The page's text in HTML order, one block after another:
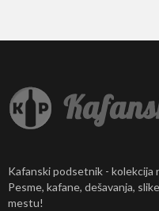
Kafanski podsetnik - kolekcija
Pesme, kafane, dešavanja,
mestu!